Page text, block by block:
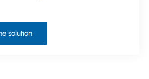
solution